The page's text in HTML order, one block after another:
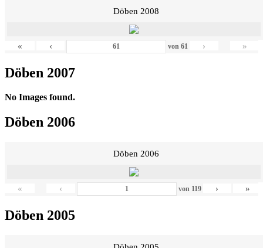
Döben 2008
« ‹ von61 › »
Döben 2007
No Images found.
Döben 2006
Döben 2006
« ‹ von 119 › »
Döben 2005